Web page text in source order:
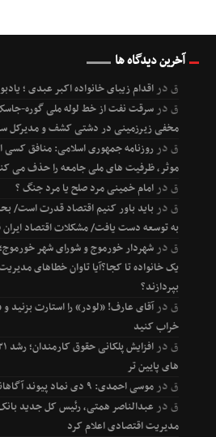
آخرین دیدگاه ها
قدراقدام زیبای خانواده اکبر عبدی ؛
قدرسرقت نفت از خط لوله ملی گوره-
مخفی زیرزمینی در دشتی کشف و مدیرکل
قدرروزنامه جمهوری اسلامی: منافق
موثر، ظرفیت های ملی جامعه را حذف می
قدرامام خمینی مرد صلح یا مرد جنگ ؟
قدرباید باور کنیم اقتصاد قدرت است/
به توسعه دست یافت/ مشکلات اقتصاد
قدرشهردار خورموج و شورای شهر
یک خانواده تا کجا؟آیا تاوان خطاهای
بپردازند؟
قدرآقای عارف! «لودر» را استارت بزنید
خراب کنید
قدر
های پایین تر
قدرموسی احمدی: ۹ دی نماد پیوند آگاهانه مردم با ولایت و رهبری است
قدرعبدالناصر همتی، رئیس کل جدید
مدیریت اقتصادی اعلام کرد